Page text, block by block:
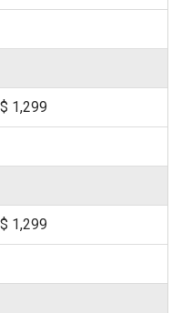
1,299
1,299